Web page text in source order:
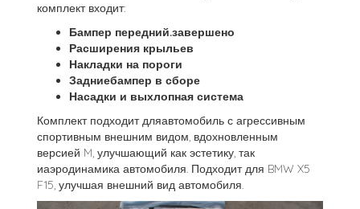
комплект входит:
Бампер передний.завершено
Расширения крыльев
Накладки на пороги
Задниебампер в сборе
Насадки и выхлопная система
Комплект подходит дляавтомобиль с агрессивным
спортивным внешним видом, вдохновленным
версией M, улучшающий как эстетику, так
иаэродинамика автомобиля. Подходит для BMW X5
F15, улучшая внешний вид автомобиля.